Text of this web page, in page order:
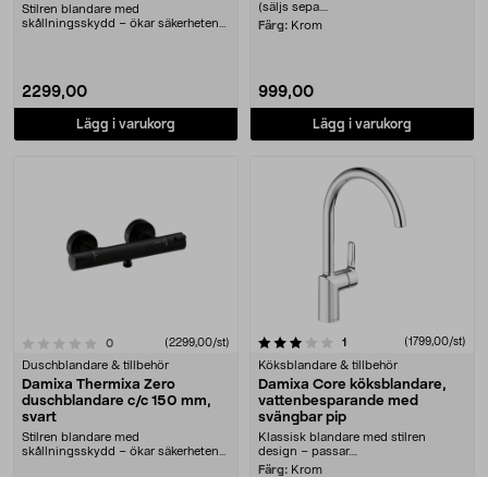
Stilren blandare med
skållningsskydd – ökar säkerheten
2299,00
Lägg i varukorg
(säljs sepa....
Färg: Krom
999,00
Lägg i varukorg
0recensioner(2299,00/st)
Duschblandare & tillbehör
Damixa Thermixa Zero
duschblandare c/c 150 mm,
svart
Stilren blandare med
skållningsskydd – ökar säkerheten
3.0 av 5 stjärnor 1 recensioner(1799,00/st)
Köksblandare & tillbehör
Damixa Core köksblandare,
vattenbesparande med
svängbar pip
Klassisk blandare med stilren
design – passar....
Färg: Krom